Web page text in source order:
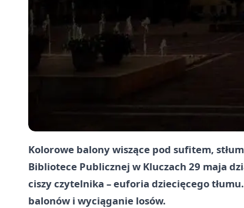
Kolorowe balony wiszące pod sufitem,
Bibliotece Publicznej w Kluczach 29 maja
ciszy czytelnika – euforia dziecięcego
balonów i wyciąganie losów.